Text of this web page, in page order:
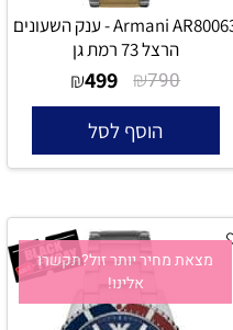
Armani AR80063 - ענק השעונים
הרצל 73 רמת גן
₪790
₪499
הוסף לסל
מצאת מחיר יותר זול?תקשרו
אלינו!